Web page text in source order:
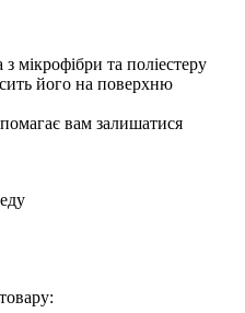
мікрофібри та поліестеру
його на поверхню
вам залишатися